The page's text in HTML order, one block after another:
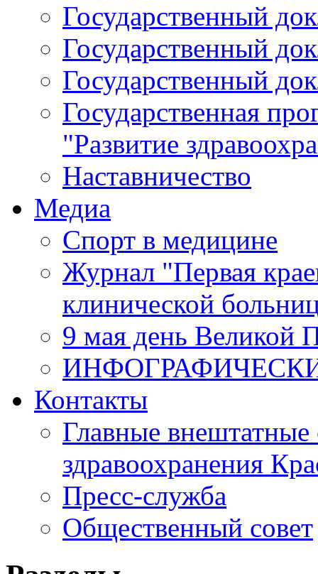
Государственный
Государственный
Государственный
Государственная
"Развитие
Наставничество
Медиа
Спорт в медицине
Журнал "Первая
клинической
9 мая день Великой
Контакты
Главные внештатные
здравоохранения
Пресс-служба
Общественный совет